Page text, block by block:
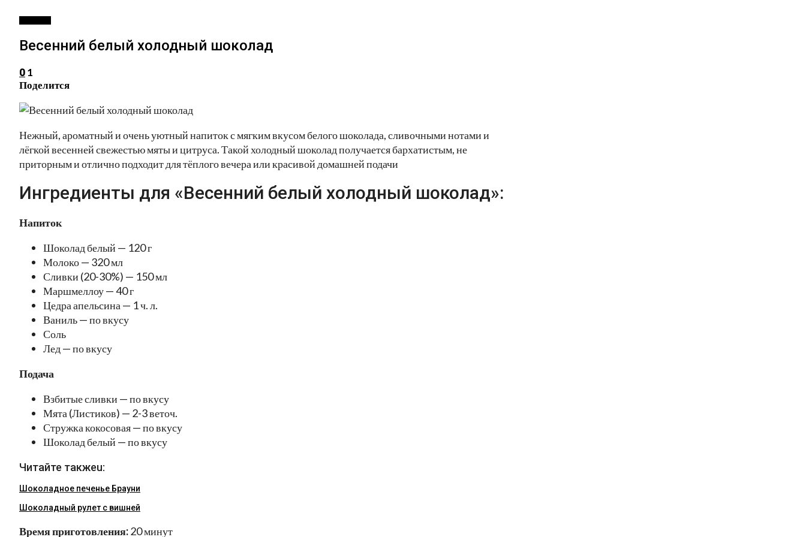
Весенний белый холодный шоколад
0 1
Поделится
Нежный, ароматный и очень уютный напиток с мягким вкусом белого шоколада, сливочными нотами и
лёгкой весенней свежестью мяты и цитруса. Такой холодный шоколад получается бархатистым, не
приторным и отлично подходит для тёплого вечера или красивой домашней подачи
Ингредиенты для «Весенний белый холодный шоколад»:
Напиток
Шоколад белый — 120 г
Молоко — 320 мл
Сливки (20-30%) — 150 мл
Маршмеллоу — 40 г
Цедра апельсина — 1 ч. л.
Ваниль — по вкусу
Соль
Лед — по вкусу
Подача
Взбитые сливки — по вкусу
Мята (Листиков) — 2-3 веточ.
Стружка кокосовая — по вкусу
Шоколад белый — по вкусу
Читайте такжеu:
Шоколадное печенье Брауни
Шоколадный рулет с вишней
Время приготовления:20 минут